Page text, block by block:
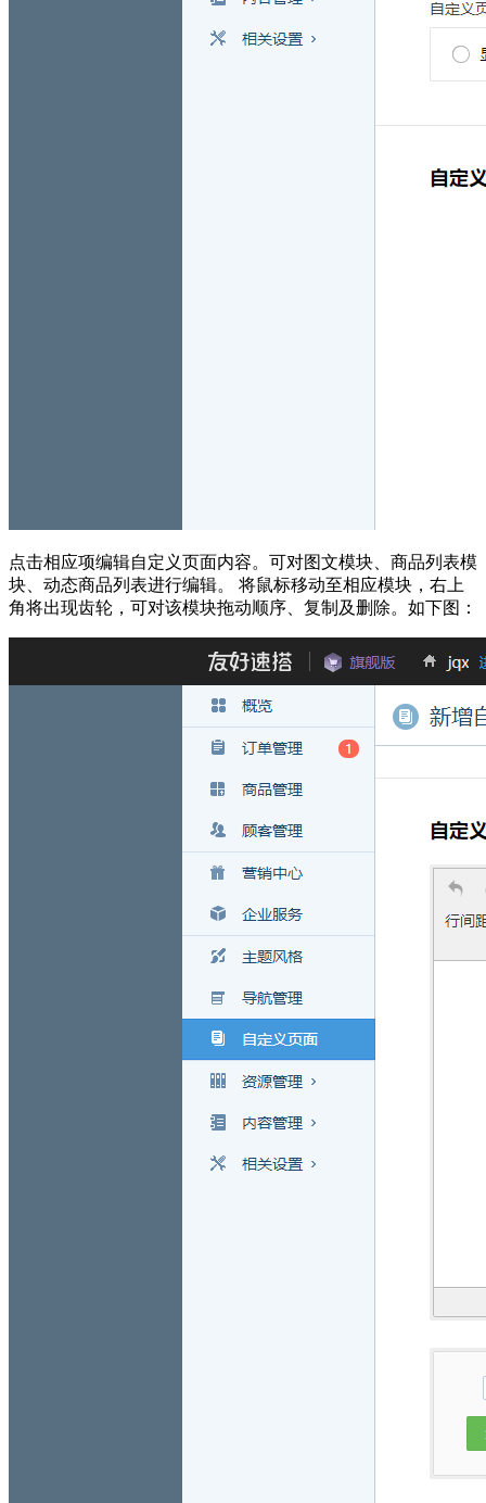
点击相应项编辑自定义页面内容。可对图文模块、商品列表模
块、动态商品列表进行编辑。 将鼠标移动至相应模块，右上
角将出现齿轮，可对该模块拖动顺序、复制及删除。如下图：